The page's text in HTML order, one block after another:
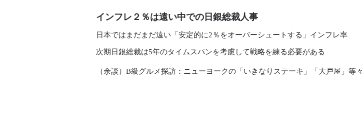
インフレ２％は遠い中での日銀総裁人事
日本ではまだまだ遠い「安定的に2％をオーバーシュートする」インフレ率
次期日銀総裁は5年のタイムスパンを考慮して戦略を練る必要がある
（余談）B級グルメ探訪：ニューヨークの「いきなりステーキ」「大戸屋」等々